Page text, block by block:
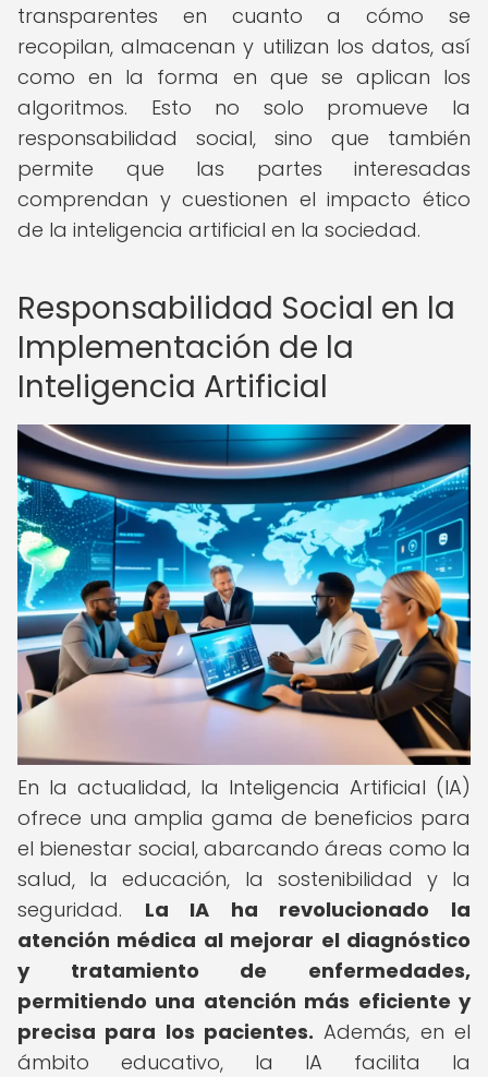
transparentes en cuanto a cómo se
recopilan, almacenan y utilizan los datos, así
como en la forma en que se aplican los
algoritmos. Esto no solo promueve la
responsabilidad social, sino que también
permite que las partes interesadas
comprendan y cuestionen el impacto ético
de la inteligencia artificial en la sociedad.
Responsabilidad Social en la
Implementación de la
Inteligencia Artificial
En la actualidad, la Inteligencia Artificial (IA)
ofrece una amplia gama de beneficios para
el bienestar social, abarcando áreas como la
salud, la educación, la sostenibilidad y la
seguridad. La IA ha revolucionado la
atención médica al mejorar el diagnóstico
y tratamiento de enfermedades,
permitiendo una atención más eficiente y
precisa para los pacientes. Además, en el
ámbito educativo, la IA facilita la